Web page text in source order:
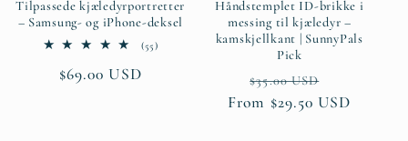
Tilpassede kjæledyrportretter
– Samsung- og iPhone-deksel
(55)55
Ordinær
$69.00 USD
Håndstemplet ID-brikke i
messing til kjæledyr –
kamskjellkant | SunnyPals
Pick
Ordinær
pris
$35.00 USD
From $29.50 USD